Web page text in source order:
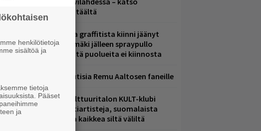
kuvagalleria täältä
Laittomasta graffitista kiinni jäänyt
Paavo Arhinmäki jälleen spraypullo
kädessä – näitä puolueita ei kiinnosta
Mainioita uutisia Remu Aaltosen faneille
Helsingin Kulttuuritalon KULT-klubi
tarjoaa kulttiartisteja, suomalaista
osaamista ja kaikkea siltä väliltä
henkilötietoja
sisältöä ja
tietoja
Pääset
ja